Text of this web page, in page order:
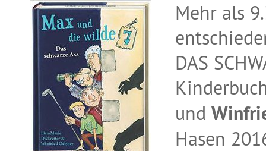
Mehr als
DAS
und
Hasen